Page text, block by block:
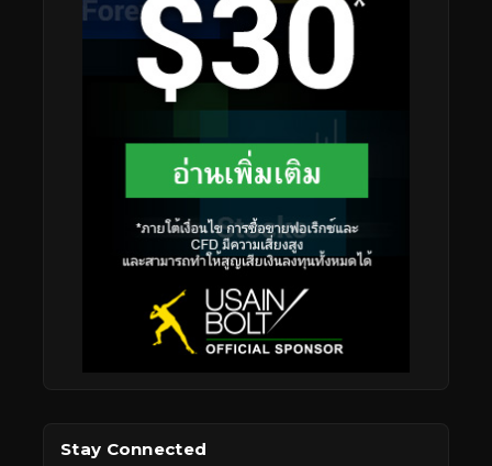
Stay Connected